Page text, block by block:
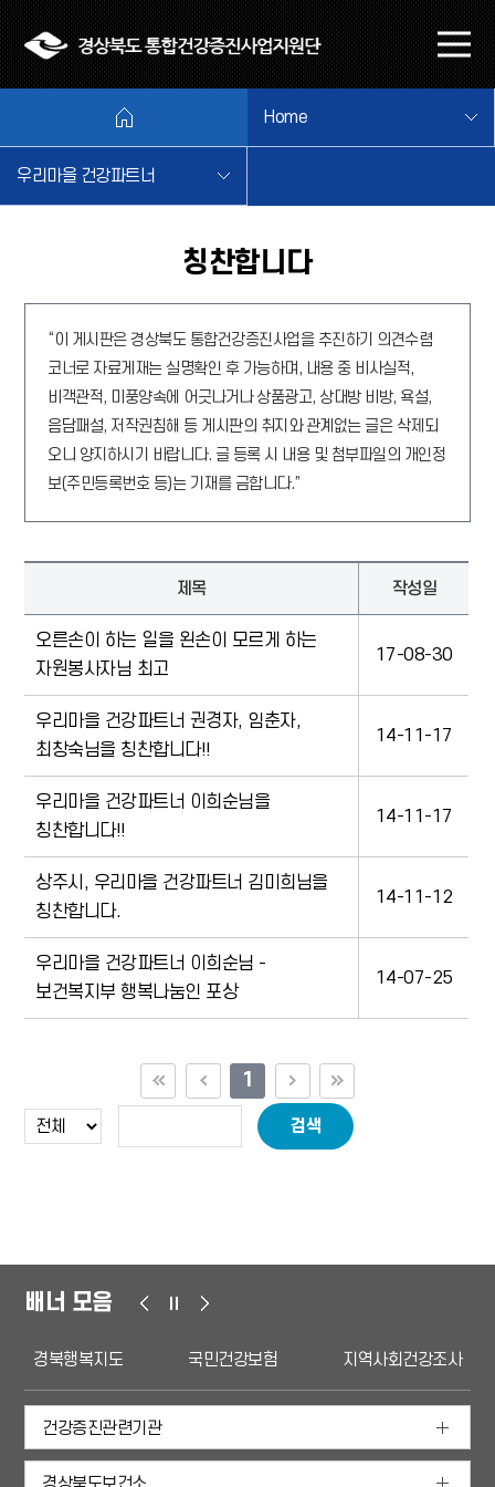
메
뉴
기
Home
우리마을 건강파트너
칭찬합니다
“이 게시판은 경상북도 통합건강증진사업을 추진하기 의견수렴
코너로 자료게재는 실명확인 후 가능하며, 내용 중 비사실적,
비객관적, 미풍양속에 어긋나거나 상품광고, 상대방 비방, 욕설,
음담패설, 저작권침해 등 게시판의 취지와 관계없는 글은 삭제되
오니 양지하시기 바랍니다. 글 등록 시 내용 및 첨부파일의 개인정
보(주민등록번호 등)는 기재를 금합니다.”
제목 작성일
오른손이 하는 일을 왼손이 모르게 하는
자원봉사자님 최고
17-08-30
우리마을 건강파트너 권경자, 임춘자,
최창숙님을 칭찬합니다!!
14-11-17
우리마을 건강파트너 이희순님을
칭찬합니다!!
14-11-17
상주시, 우리마을 건강파트너 김미희님을
칭찬합니다.
14-11-12
우리마을 건강파트너 이희순님 -
보건복지부 행복나눔인 포상
14-07-25
1
검색
배너 모음
경북행복지도 국민건강보험 지역사회건강조사
건강증진관련기관